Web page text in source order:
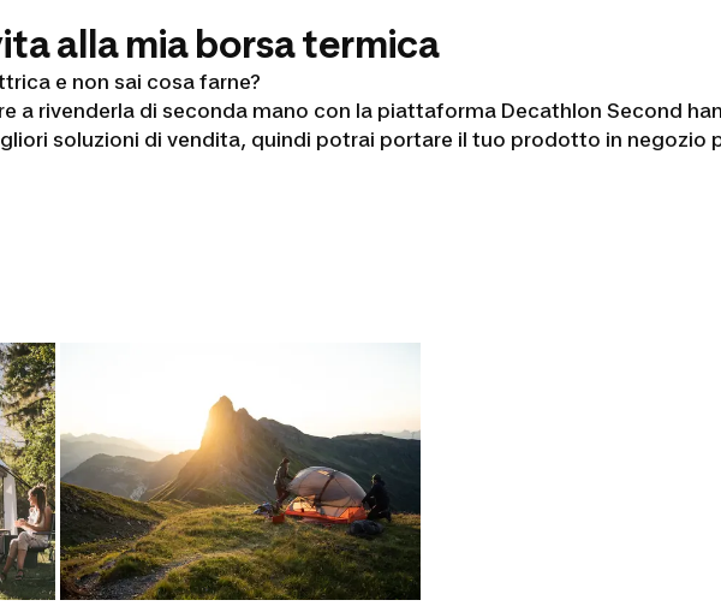
alla mia borsa termica
e non sai cosa farne?
a rivenderla di seconda mano con la piattaforma Decathlon Second
soluzioni di vendita, quindi potrai portare il tuo prodotto in negozio